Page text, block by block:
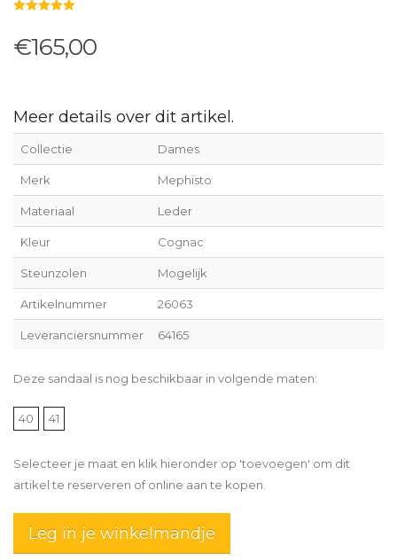
€165,00
Meer details over dit artikel.
Collectie Dames
Merk Mephisto
Materiaal Leder
Kleur Cognac
Steunzolen Mogelijk
Artikelnummer 26063
Leveranciersnummer 64165
Deze sandaal is nog beschikbaar in volgende maten:
40 41
Selecteer je maat en klik hieronder op 'toevoegen' om dit
artikel te reserveren of online aan te kopen.
Leg in je winkelmandje